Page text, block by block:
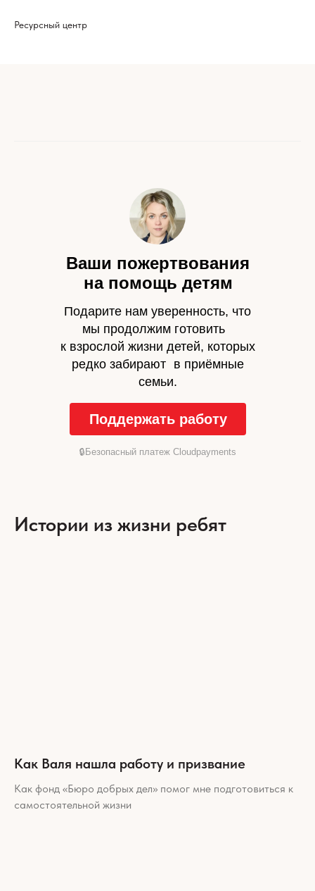
Ресурсный центр
Ваши пожертвования
на помощь детям
Подарите нам уверенность, что
мы продолжим готовить
к взрослой жизни детей, которых
редко забирают в приёмные
семьи.
Поддержать работу
🔒Безопасный платеж Cloudpayments
Истории из жизни ребят
Как Валя нашла работу и призвание
Как фонд «Бюро добрых дел» помог мне подготовиться к
самостоятельной жизни